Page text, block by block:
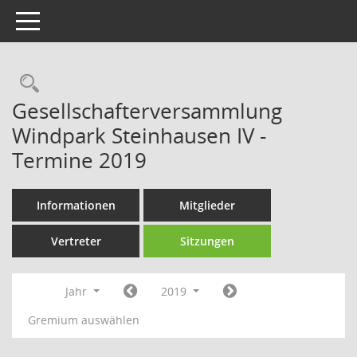
Toggle navigation
Rechercheauswahl
Gesellschafterversammlung
Windpark Steinhausen IV -
Termine 2019
Informationen Mitglieder
Vertreter Sitzungen
Jahr
2019
Gremium auswählen